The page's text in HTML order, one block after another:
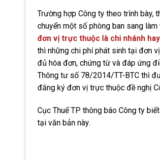
Trường hợp Công ty theo trình bày,
chuyển một số phòng ban sang
đơn vị trực thuộc là chi nhánh
thì những chi phí phát sinh tại đơn
đủ hóa đơn, chứng từ và đáp ứng
Thông tư số 78/2014/TT-BTC thì
đăng ký đơn vị trực thuộc đề nghị
Cục Thuế TP thông báo Công ty
tại văn bản này.